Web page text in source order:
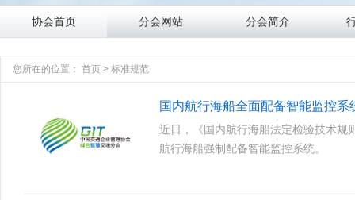
协会首页 分会网站 分会简介
您所在的位置： 首页 > 标准规范
近日，《国内航行海船法定检验技术规
航行海船强制配备智能监控系统。